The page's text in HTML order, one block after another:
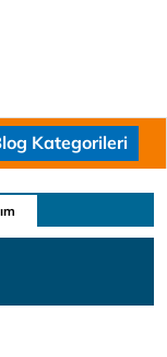
Kategorileri